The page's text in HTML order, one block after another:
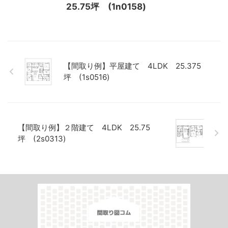
25.75坪 (1n0158)
【間取り例】平屋建て 4LDK 25.375
坪 (1s0516)
【間取り例】２階建て 4LDK 25.75
坪 (2s0313)